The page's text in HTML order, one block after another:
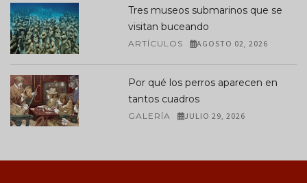
Tres museos submarinos que se
visitan buceando
ARTÍCULOS AGOSTO 02, 2026
Por qué los perros aparecen en
tantos cuadros
GALERÍA JULIO 29, 2026